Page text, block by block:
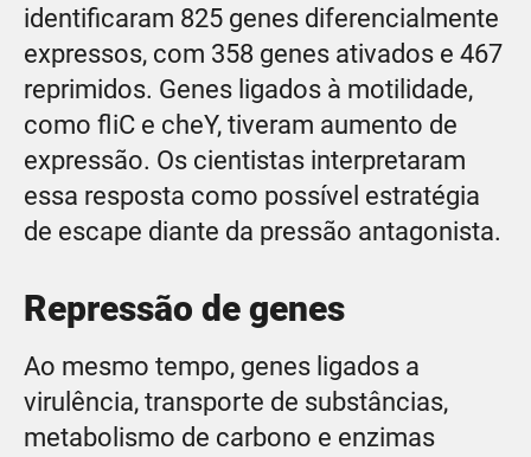
identificaram 825 genes diferencialmente
expressos, com 358 genes ativados e 467
reprimidos. Genes ligados à motilidade,
como fliC e cheY, tiveram aumento de
expressão. Os cientistas interpretaram
essa resposta como possível estratégia
de escape diante da pressão antagonista.
Repressão de genes
Ao mesmo tempo, genes ligados a
virulência, transporte de substâncias,
metabolismo de carbono e enzimas